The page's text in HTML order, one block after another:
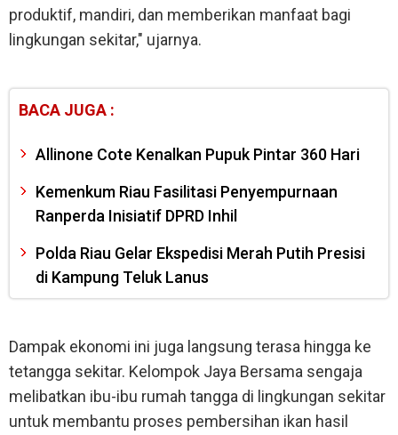
produktif, mandiri, dan memberikan manfaat bagi
lingkungan sekitar," ujarnya.
BACA JUGA :
Allinone Cote Kenalkan Pupuk Pintar 360 Hari
Kemenkum Riau Fasilitasi Penyempurnaan
Ranperda Inisiatif DPRD Inhil
Polda Riau Gelar Ekspedisi Merah Putih Presisi
di Kampung Teluk Lanus
Dampak ekonomi ini juga langsung terasa hingga ke
tetangga sekitar. Kelompok Jaya Bersama sengaja
melibatkan ibu-ibu rumah tangga di lingkungan sekitar
untuk membantu proses pembersihan ikan hasil